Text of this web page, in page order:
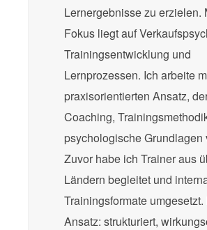
Lernergebnisse zu erzielen.
Fokus liegt auf
Trainingsentwicklung und
Lernprozessen. Ich arbeite
praxisorientierten Ansatz,
Coaching,
psychologische Grundlagen
Zuvor habe ich Trainer aus
Ländern begleitet und
Trainingsformate umgesetzt.
Ansatz: strukturiert,